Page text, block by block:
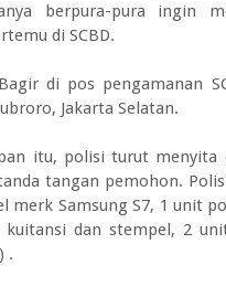
berpura-pura ingin
di SCBD.
di pos pengamanan
Jakarta Selatan.
itu, polisi turut
tangan pemohon.
merk Samsung S7, 1 unit
dan stempel, 2
.